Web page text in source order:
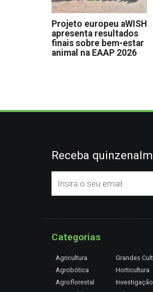
Projeto europeu aWISH
apresenta resultados
finais sobre bem-estar
animal na EAAP 2026
Receba
Categorias
Agricultura
Agrobótica
Agroflorestal
Grandes
Horticultura
Investigação